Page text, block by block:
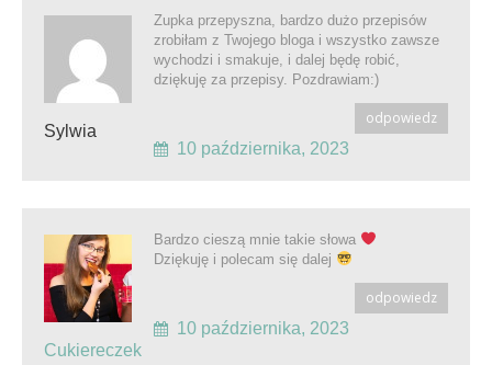
Sylwia
Zupka przepyszna, bardzo dużo przepisów
zrobiłam z Twojego bloga i wszystko zawsze
wychodzi i smakuje, i dalej będę robić,
dziękuję za przepisy. Pozdrawiam:)
odpowiedz
10 października, 2023
Cukiereczek
Bardzo cieszą mnie takie słowa
Dziękuję i polecam się dalej
odpowiedz
10 października, 2023